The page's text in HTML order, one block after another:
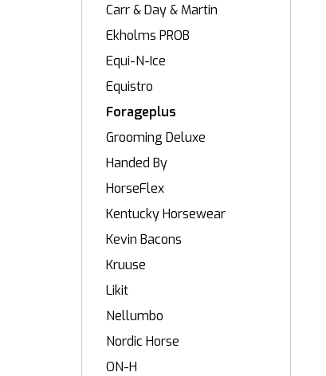
Carr & Day & Martin
Ekholms PROB
Equi-N-Ice
Equistro
Forageplus
Grooming Deluxe
Handed By
HorseFlex
Kentucky Horsewear
Kevin Bacons
Kruuse
Likit
Nellumbo
Nordic Horse
ON-H